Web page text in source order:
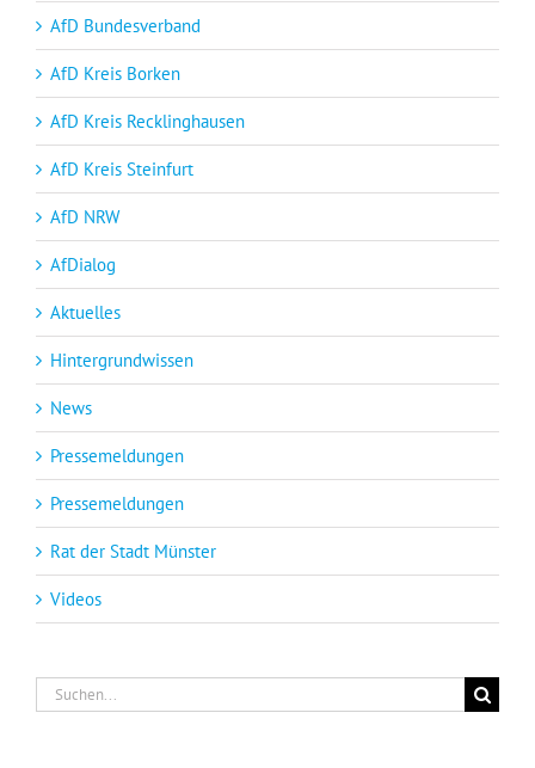
AfD Bundesverband
AfD Kreis Borken
AfD Kreis Recklinghausen
AfD Kreis Steinfurt
AfD NRW
AfDialog
Aktuelles
Hintergrundwissen
News
Pressemeldungen
Pressemeldungen
Rat der Stadt Münster
Videos
Suche
nach: